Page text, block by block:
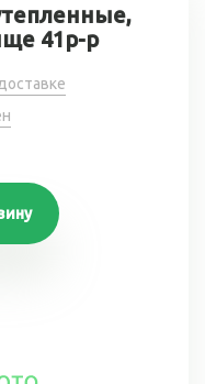
41р-р